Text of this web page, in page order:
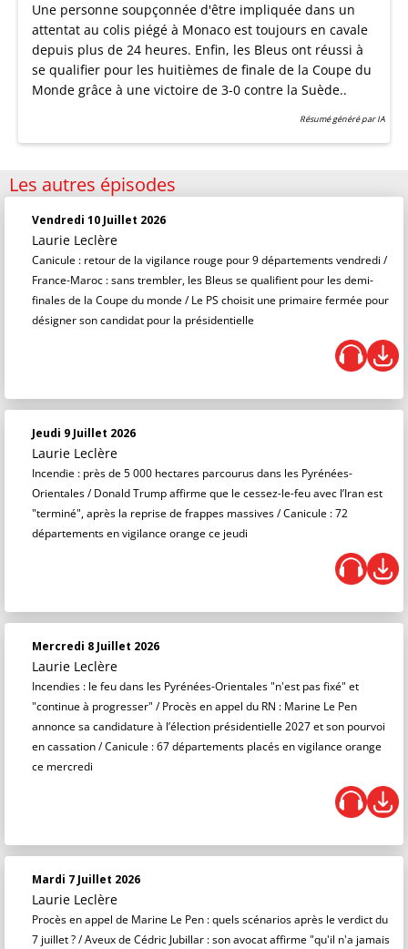
Une personne soupçonnée d'être impliquée dans un
attentat au colis piégé à Monaco est toujours en cavale
depuis plus de 24 heures. Enfin, les Bleus ont réussi à
se qualifier pour les huitièmes de finale de la Coupe du
Monde grâce à une victoire de 3-0 contre la Suède..
Résumé généré par IA
Les autres épisodes
Vendredi 10 Juillet 2026
Laurie Leclère
Canicule : retour de la vigilance rouge pour 9 départements vendredi /
France-Maroc : sans trembler, les Bleus se qualifient pour les demi-
finales de la Coupe du monde / Le PS choisit une primaire fermée pour
désigner son candidat pour la présidentielle
Jeudi 9 Juillet 2026
Laurie Leclère
Incendie : près de 5 000 hectares parcourus dans les Pyrénées-
Orientales / Donald Trump affirme que le cessez-le-feu avec l’Iran est
"terminé", après la reprise de frappes massives / Canicule : 72
départements en vigilance orange ce jeudi
Mercredi 8 Juillet 2026
Laurie Leclère
Incendies : le feu dans les Pyrénées-Orientales "n'est pas fixé" et
"continue à progresser" / Procès en appel du RN : Marine Le Pen
annonce sa candidature à l’élection présidentielle 2027 et son pourvoi
en cassation / Canicule : 67 départements placés en vigilance orange
ce mercredi
Mardi 7 Juillet 2026
Laurie Leclère
Procès en appel de Marine Le Pen : quels scénarios après le verdict du
7 juillet ? / Aveux de Cédric Jubillar : son avocat affirme "qu'il n'a jamais